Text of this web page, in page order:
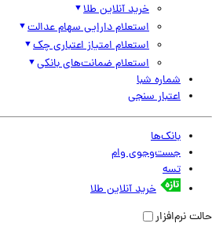
خرید آنلاین طلا
استعلام دارایی سهام عدالت
استعلام امتیاز اعتباری چک
استعلام ضمانت‌های بانکی
شماره شبا
اعتبار سنجی
بانک‌ها
جست‌وجوی وام
تسه
خرید آنلاین طلا
حالت نرم‌افزار